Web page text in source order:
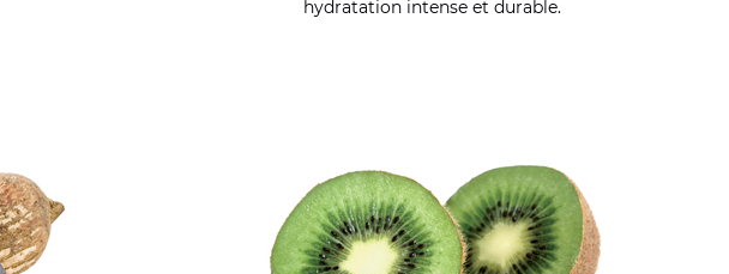
hydratation intense et durable.